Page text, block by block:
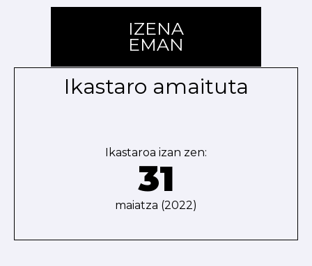
IZENA
EMAN
Ikastaro amaituta
Ikastaroa izan zen:
31
maiatza (2022)